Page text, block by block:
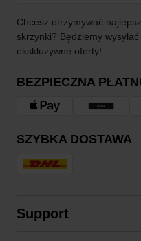
Chcesz otrzymywać
skrzynki? Będziemy
ekskluzywne oferty!
BEZPIECZNA
SZYBKA DOSTAWA
Support